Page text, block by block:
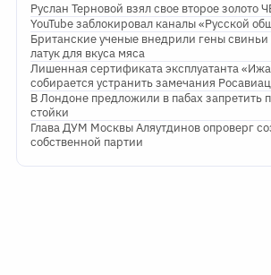
Руслан Терновой взял свое второе золото
YouTube заблокировал каналы «Русской
Британские ученые внедрили гены свиньи
латук для вкуса мяса
Лишенная сертификата эксплуатанта
собирается устранить замечания
В Лондоне предложили в пабах запретить
стойки
Глава ДУМ Москвы Аляутдинов опроверг
собственной партии